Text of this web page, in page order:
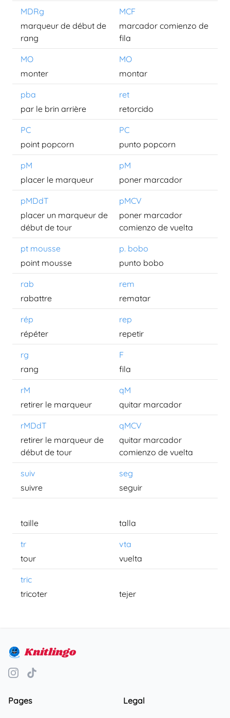
MDRg
MCF
marqueur de début de
rang
marcador comienzo de
fila
MO
MO
monter
montar
pba
ret
par le brin arrière
retorcido
PC
PC
point popcorn
punto popcorn
pM
pM
placer le marqueur
poner marcador
pMDdT
pMCV
placer un marqueur de
début de tour
poner marcador
comienzo de vuelta
pt mousse
p. bobo
point mousse
punto bobo
rab
rem
rabattre
rematar
rép
rep
répéter
repetir
rg
F
rang
fila
rM
qM
retirer le marqueur
quitar marcador
rMDdT
qMCV
retirer le marqueur de
début de tour
quitar marcador
comienzo de vuelta
suiv
seg
suivre
seguir
taille talla
tr
vta
tour
vuelta
tric
tricoter
tejer
Knitlingo
Pages
Legal